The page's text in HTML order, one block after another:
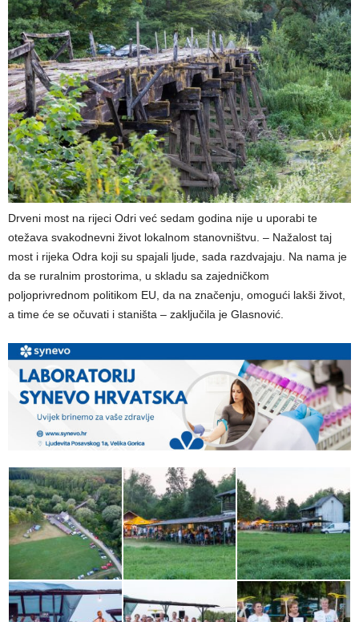
Drveni most na rijeci Odri već sedam godina nije u uporabi te
otežava svakodnevni život lokalnom stanovništvu. – Nažalost taj
most i rijeka Odra koji su spajali ljude, sada razdvajaju. Na nama je
da se ruralnim prostorima, u skladu sa zajedničkom
poljoprivrednom politikom EU, da na značenju, omogući lakši život,
a time će se očuvati i staništa – zaključila je Glasnović.